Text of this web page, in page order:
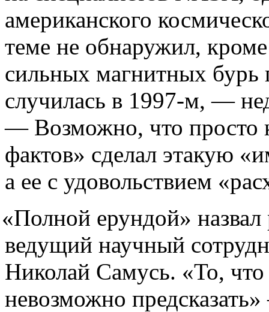
американского
теме не обнаружил,
сильных магнитных бурь
случилась в 1997-м, —
— Возможно, что просто
фактов» сделал этакую «
а ее с удовольствием «
«Полной ерундой» назвал
ведущий научный
Николай Самусь. «То, что
невозможно